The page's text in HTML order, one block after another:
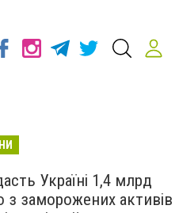
Україні 1,4 млрд
з заморожених активів